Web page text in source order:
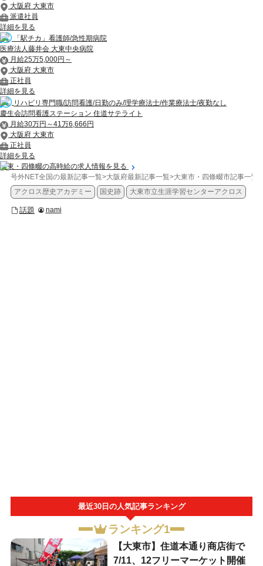
大阪府 大東市
派遣社員
詳細を見る
「駅チカ」看護師/急性期病院
医療法人藤井会 大東中央病院
月給25万5,000円～
大阪府 大東市
正社員
詳細を見る
リハビリ専門職/訪問看護/日勤のみ/理学療法士/作業療法士/夜勤なし
慶生会訪問看護ステーション 住道サテライト
月給30万円～41万6,666円
大阪府 大東市
正社員
詳細を見る
大東・四條畷の高時給の求人情報を見る
号外NET全国の最新記事一覧>大阪府最新記事一覧>大東市・四條畷市記事一覧
アクロス歴史アカデミー
国史跡 大東市立生涯学習センターアクロス
話題 nami
最近30日の人気記事ランキング
ランキング1
【大東市】住道本通り商店街で
7/11、12フリーマーケット開催